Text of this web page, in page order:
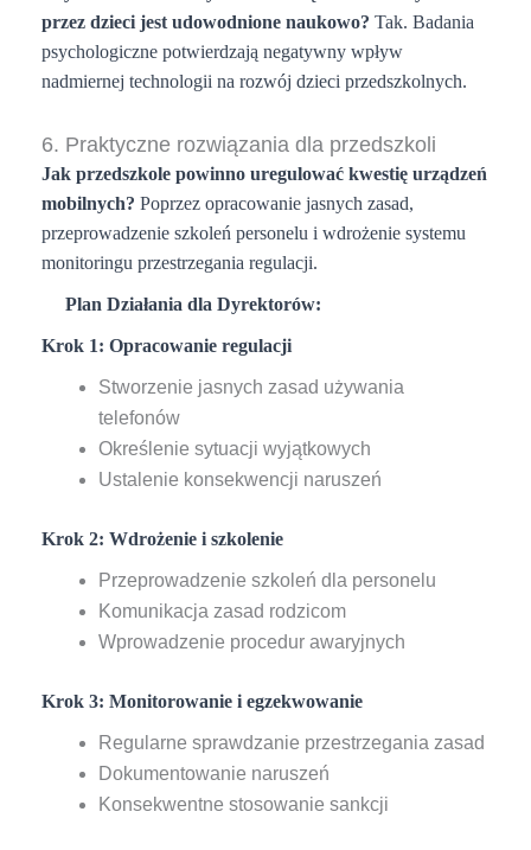
przez dzieci jest udowodnione naukowo? Tak. Badania
psychologiczne potwierdzają negatywny wpływ
nadmiernej technologii na rozwój dzieci przedszkolnych.
6. Praktyczne rozwiązania dla przedszkoli
Jak przedszkole powinno uregulować kwestię urządzeń
mobilnych? Poprzez opracowanie jasnych zasad,
przeprowadzenie szkoleń personelu i wdrożenie systemu
monitoringu przestrzegania regulacji.
Plan Działania dla Dyrektorów:
Krok 1: Opracowanie regulacji
Stworzenie jasnych zasad używania
telefonów
Określenie sytuacji wyjątkowych
Ustalenie konsekwencji naruszeń
Krok 2: Wdrożenie i szkolenie
Przeprowadzenie szkoleń dla personelu
Komunikacja zasad rodzicom
Wprowadzenie procedur awaryjnych
Krok 3: Monitorowanie i egzekwowanie
Regularne sprawdzanie przestrzegania zasad
Dokumentowanie naruszeń
Konsekwentne stosowanie sankcji